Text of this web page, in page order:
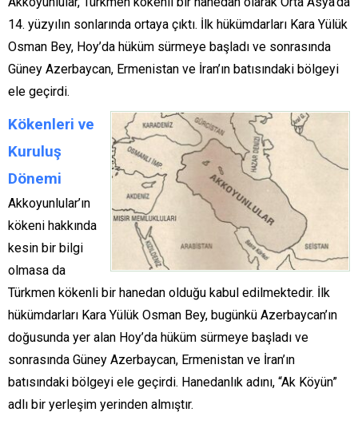
14. yüzyılın sonlarında ortaya çıktı. İlk hükümdarları Kara Yülük
Osman Bey, Hoy’da hüküm sürmeye başladı ve sonrasında
Güney Azerbaycan, Ermenistan ve İran’ın batısındaki bölgeyi
ele geçirdi.
Kökenleri ve
Kuruluş
Dönemi
Akkoyunlular’ın
kökeni hakkında
kesin bir bilgi
olmasa da
Türkmen kökenli bir hanedan olduğu kabul edilmektedir. İlk
hükümdarları Kara Yülük Osman Bey, bugünkü Azerbaycan’ın
doğusunda yer alan Hoy’da hüküm sürmeye başladı ve
sonrasında Güney Azerbaycan, Ermenistan ve İran’ın
batısındaki bölgeyi ele geçirdi. Hanedanlık adını, “Ak Köyün”
adlı bir yerleşim yerinden almıştır.